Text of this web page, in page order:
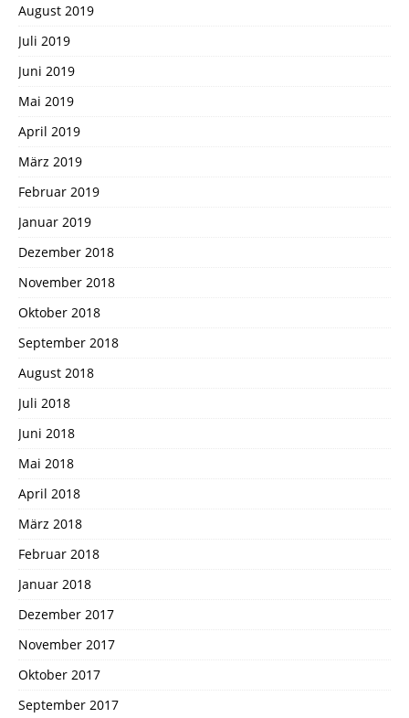
August 2019
Juli 2019
Juni 2019
Mai 2019
April 2019
März 2019
Februar 2019
Januar 2019
Dezember 2018
November 2018
Oktober 2018
September 2018
August 2018
Juli 2018
Juni 2018
Mai 2018
April 2018
März 2018
Februar 2018
Januar 2018
Dezember 2017
November 2017
Oktober 2017
September 2017